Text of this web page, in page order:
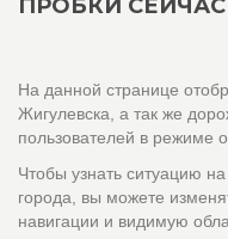
ПРОБКИ СЕЙЧАС
На данной странице
Жигулевска, а так же
пользователей в режиме
Чтобы узнать ситуацию
города, вы можете
навигации и видимую